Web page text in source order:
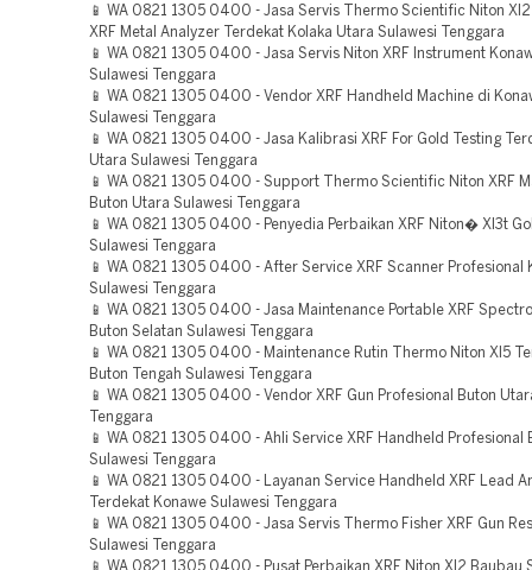
📱 WA 0821 1305 0400 - Jasa Servis Thermo Scientific Niton
XRF Metal Analyzer Terdekat Kolaka Utara Sulawesi Tenggara
📱 WA 0821 1305 0400 - Jasa Servis Niton XRF Instrument
Sulawesi Tenggara
📱 WA 0821 1305 0400 - Vendor XRF Handheld Machine di
Sulawesi Tenggara
📱 WA 0821 1305 0400 - Jasa Kalibrasi XRF For Gold Testing
Utara Sulawesi Tenggara
📱 WA 0821 1305 0400 - Support Thermo Scientific Niton XRF
Buton Utara Sulawesi Tenggara
📱 WA 0821 1305 0400 - Penyedia Perbaikan XRF Niton� Xl3t
Sulawesi Tenggara
📱 WA 0821 1305 0400 - After Service XRF Scanner Profesional
Sulawesi Tenggara
📱 WA 0821 1305 0400 - Jasa Maintenance Portable XRF
Buton Selatan Sulawesi Tenggara
📱 WA 0821 1305 0400 - Maintenance Rutin Thermo Niton Xl5
Buton Tengah Sulawesi Tenggara
📱 WA 0821 1305 0400 - Vendor XRF Gun Profesional Buton
Tenggara
📱 WA 0821 1305 0400 - Ahli Service XRF Handheld Profesional
Sulawesi Tenggara
📱 WA 0821 1305 0400 - Layanan Service Handheld XRF Lead
Terdekat Konawe Sulawesi Tenggara
📱 WA 0821 1305 0400 - Jasa Servis Thermo Fisher XRF Gun
Sulawesi Tenggara
📱 WA 0821 1305 0400 - Pusat Perbaikan XRF Niton Xl2 Baubau